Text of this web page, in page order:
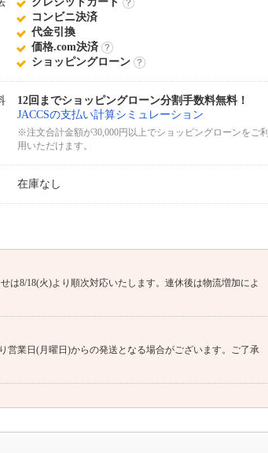
コンビニ決済
代金引換
価格.com決済
詳
ショッピングローン
12回までショッピングローン分割手数料無料！
JACCSの支払い計算シミュレーション
※注文合計金額が30,000円以上でショッピングローンをご利
用いただけます。
在庫なし
は8/18(火)より順次対応いたします。連休後は物流増加によ
営業日(月曜日)からの発送となる場合がございます。ご了承
納品です）